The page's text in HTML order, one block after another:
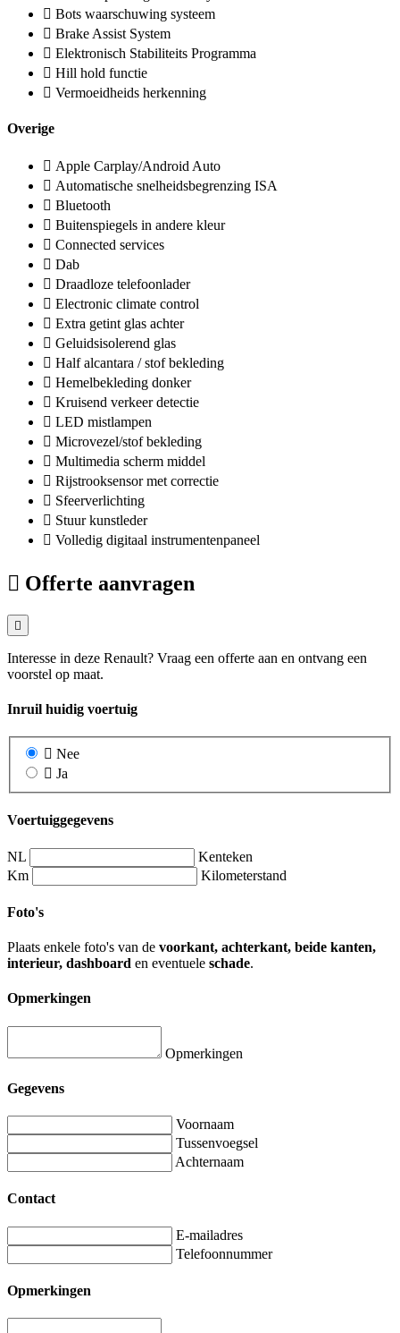
Bots waarschuwing systeem
Brake Assist System
Elektronisch Stabiliteits Programma
Hill hold functie
Vermoeidheids herkenning
Overige
Apple Carplay/Android Auto
Automatische snelheidsbegrenzing ISA
Bluetooth
Buitenspiegels in andere kleur
Connected services
Dab
Draadloze telefoonlader
Electronic climate control
Extra getint glas achter
Geluidsisolerend glas
Half alcantara / stof bekleding
Hemelbekleding donker
Kruisend verkeer detectie
LED mistlampen
Microvezel/stof bekleding
Multimedia scherm middel
Rijstrooksensor met correctie
Sfeerverlichting
Stuur kunstleder
Volledig digitaal instrumentenpaneel
Offerte aanvragen
Interesse in deze Renault? Vraag een offerte aan en ontvang een
voorstel op maat.
Inruil huidig voertuig
Nee
Ja
Voertuiggegevens
NL
Kenteken
Km
Kilometerstand
Foto's
Plaats enkele foto's van de voorkant, achterkant, beide kanten,
interieur, dashboard en eventuele schade.
Opmerkingen
Opmerkingen
Gegevens
Voornaam
Tussenvoegsel
Achternaam
Contact
E-mailadres
Telefoonnummer
Opmerkingen